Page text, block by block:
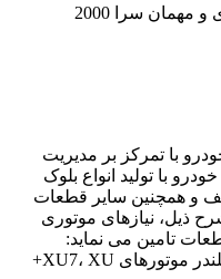
 سطح زیر بنای ساختمان های اداری و مهمان سرا 2000
با تمرکز بر مدیریت
با تولید انواع بلوک
و همچنین سایر قطعات
ذیل، نیازهای موتوری
تامین می نماید:
1- انواع بلوک سیلندر شامل بلوک سیلندر موتورهای XU7، XU+